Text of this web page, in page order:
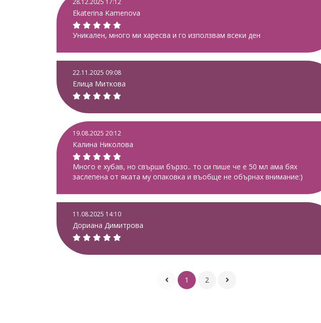
Ekaterina Kamenova
Уникален, много ми харесва и го използвам всеки ден
22.11.2025 09:08
Елица Миткова
19.08.2025 20:12
Калина Николова
Много е хубав, но свърши бързо.. то си пише че е 50 мл ама бях
заслепена от яката му опаковка и въобще не обърнах внимание:)
11.08.2025 14:10
Дориана Димитрова
1 2